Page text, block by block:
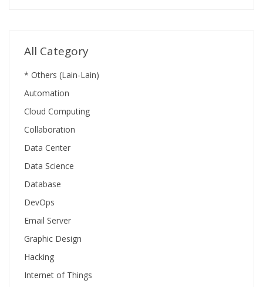
All Category
* Others (Lain-Lain)
Automation
Cloud Computing
Collaboration
Data Center
Data Science
Database
DevOps
Email Server
Graphic Design
Hacking
Internet of Things